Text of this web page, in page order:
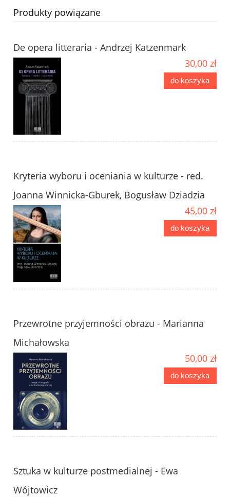
Produkty powiązane
De opera litteraria - Andrzej Katzenmark
30,00 zł
do koszyka
Kryteria wyboru i oceniania w kulturze - red.
Joanna Winnicka-Gburek, Bogusław Dziadzia
45,00 zł
do koszyka
Przewrotne przyjemności obrazu - Marianna
Michałowska
50,00 zł
do koszyka
Sztuka w kulturze postmedialnej - Ewa
Wójtowicz